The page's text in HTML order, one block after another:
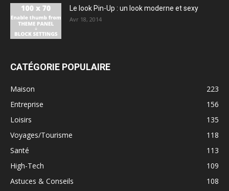
Le look Pin-Up : un look moderne et sexy
Avr 18, 2014
CATÉGORIE POPULAIRE
Maison
223
Entreprise
156
Loisirs
135
Voyages/Tourisme
118
Santé
113
High-Tech
109
Astuces & Conseils
108